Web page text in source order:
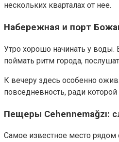
нескольких кварталах от нее.
Набережная и порт
Утро хорошо начинать у воды.
поймать ритм города,
К вечеру здесь особенно
повседневность, ради
Пещеры Cehennemağzı:
Самое известное место рядом